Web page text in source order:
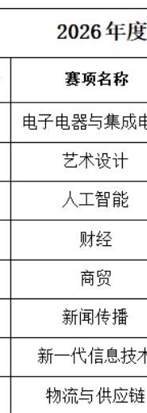
凝聚着
暑到寒
每一处
次次模
了同学